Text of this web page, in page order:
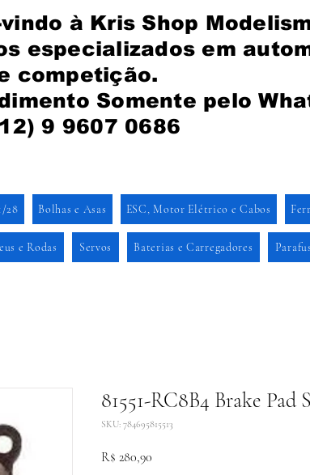
à Kris Shop
especializados em
competição.
Somente pelo
9 9607 0686
28 Bolhas e Asas ESC, Motor Elétrico e Cabos
e Rodas Servos Baterias e Carregadores
81551-RC8B4 Brake Pad
SKU: 784695815513
R$ 280,90